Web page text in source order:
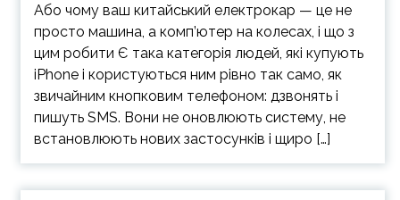
Або чому ваш китайський електрокар — це не
просто машина, а комп’ютер на колесах, і що з
цим робити Є така категорія людей, які купують
iPhone і користуються ним рівно так само, як
звичайним кнопковим телефоном: дзвонять і
пишуть SMS. Вони не оновлюють систему, не
встановлюють нових застосунків і щиро […]